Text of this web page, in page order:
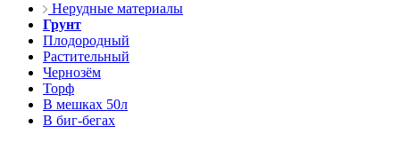
Нерудные материалы
Грунт
Плодородный
Растительный
Чернозём
Торф
В мешках 50л
В биг-бегах